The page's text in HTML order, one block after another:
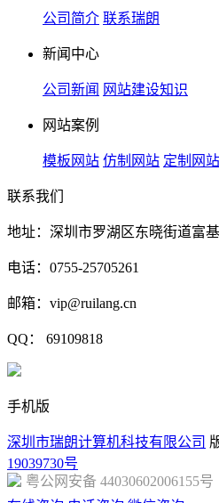
公司简介 联系瑞朗
新闻中心
公司新闻 网站建设知识
网站案例
模板网站 仿制网站 定制网站
联系我们
地址：深圳市罗湖区东晓街道富
电话：0755-25705261
邮箱：vip@ruilang.cn
QQ： 69109818
手机版
深圳市瑞朗计算机科技有限公司
19039730号
粤公网安备 44030602006155号